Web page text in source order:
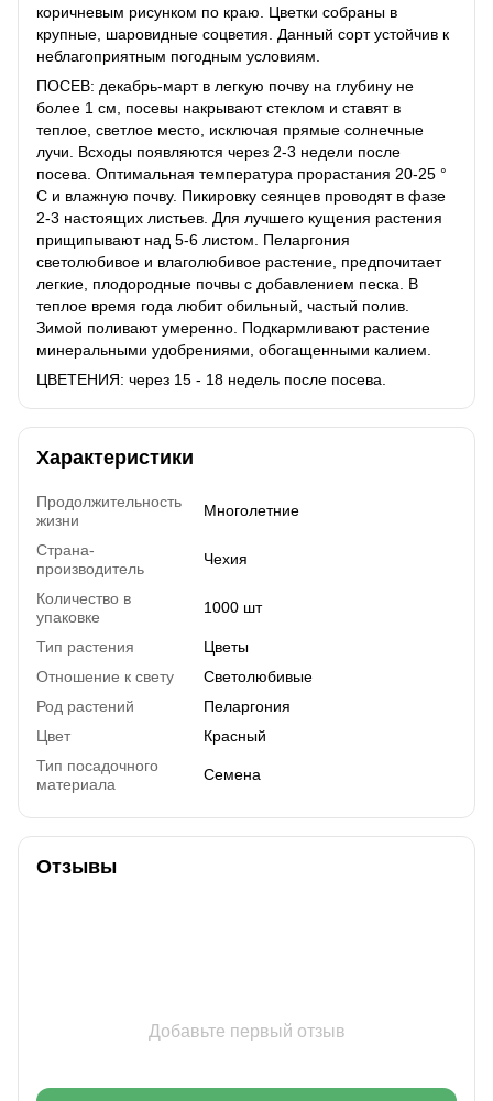
коричневым рисунком по краю. Цветки собраны в
крупные, шаровидные соцветия. Данный сорт устойчив к
неблагоприятным погодным условиям.
ПОСЕВ: декабрь-март в легкую почву на глубину не
более 1 см, посевы накрывают стеклом и ставят в
теплое, светлое место, исключая прямые солнечные
лучи. Всходы появляются через 2-3 недели после
посева. Оптимальная температура прорастания 20-25 °
С и влажную почву. Пикировку сеянцев проводят в фазе
2-3 настоящих листьев. Для лучшего кущения растения
прищипывают над 5-6 листом. Пеларгония
светолюбивое и влаголюбивое растение, предпочитает
легкие, плодородные почвы с добавлением песка. В
теплое время года любит обильный, частый полив.
Зимой поливают умеренно. Подкармливают растение
минеральными удобрениями, обогащенными калием.
ЦВЕТЕНИЯ: через 15 - 18 недель после посева.
Характеристики
Продолжительность
жизни
Многолетние
Страна-
производитель
Чехия
Количество в
упаковке
1000 шт
Тип растения
Цветы
Отношение к свету
Светолюбивые
Род растений
Пеларгония
Цвет
Красный
Тип посадочного
материала
Семена
Отзывы
Добавьте первый отзыв